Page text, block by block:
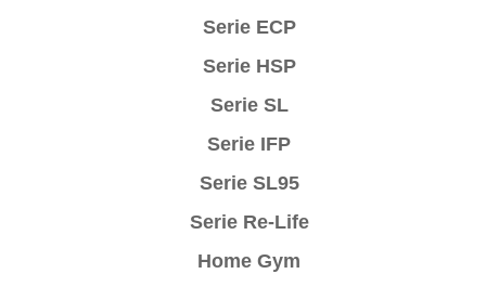
Serie ECP
Serie HSP
Serie SL
Serie IFP
Serie SL95
Serie Re-Life
Home Gym